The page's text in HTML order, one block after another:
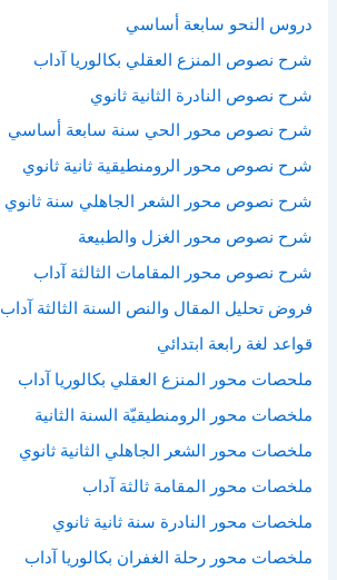
دروس النحو سابعة أساسي
شرح نصوص المنزع العقلي بكالوريا آداب
شرح نصوص النادرة الثانية ثانوي
شرح نصوص محور الحي سنة سابعة أساسي
شرح نصوص محور الرومنطيقية ثانية ثانوي
شرح نصوص محور الشعر الجاهلي سنة ثانوي
شرح نصوص محور الغزل والطبيعة
شرح نصوص محور المقامات الثالثة آداب
فروض تحليل المقال والنص السنة الثالثة آداب
قواعد لغة رابعة ابتدائي
ملحصات محور المنزع العقلي بكالوريا آداب
ملخصات محور الرومنطيقيّة السنة الثانية
ملخصات محور الشعر الجاهلي الثانية ثانوي
ملخصات محور المقامة ثالثة آداب
ملخصات محور النادرة سنة ثانية ثانوي
ملخصات محور رحلة الغفران بكالوريا آداب